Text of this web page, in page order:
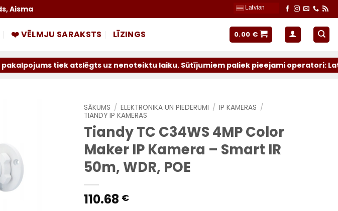
Aisma Latvian
❤️ VĒLMJU SARAKSTS LĪZINGS 0.00 €
atslēgts uz nenoteiktu laiku. Sūtījumiem paliek pieejami operatori: Latvijas Pasts
SĀKUMS / ELEKTRONIKA UN PIEDERUMI / IP KAMERAS /
TIANDY IP KAMERAS
Tiandy TC C34WS 4MP Color
Maker IP Kamera – Smart IR
50m, WDR, POE
110.68 €